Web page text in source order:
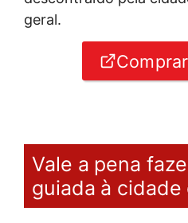
geral.
Vale a pena
guiada à cidade